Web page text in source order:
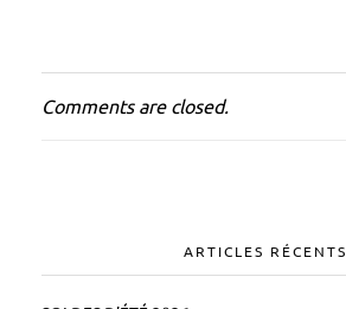
Comments are closed.
ARTICLES RÉCENTS